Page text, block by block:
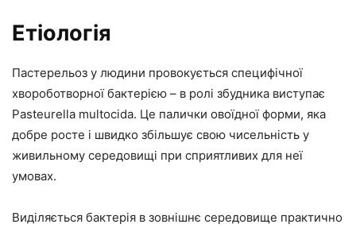
Етіологія
Пастерельоз у людини провокується специфічної
хвороботворної бактерією – в ролі збудника виступає
Pasteurella multocida. Це палички овоїдної форми, яка
добре росте і швидко збільшує свою чисельність у
живильному середовищі при сприятливих для неї
умовах.
Виділяється бактерія в зовнішнє середовище практично